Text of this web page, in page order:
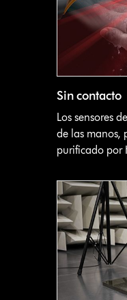
Sin contacto
Los sensores
de las manos,
purificado por